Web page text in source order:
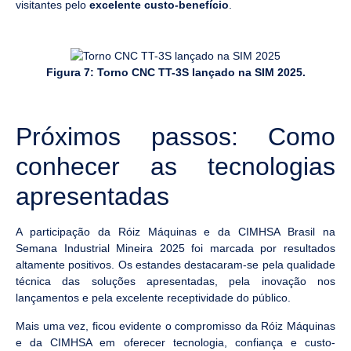
visitantes pelo excelente custo-benefício
Figura 7: Torno CNC TT-3S lançado na SIM 2025.
Próximos passos: Como
conhecer as tecnologias
apresentadas
A participação da Róiz Máquinas e da CIMHSA Brasil na
Semana Industrial Mineira 2025 foi marcada por resultados
altamente positivos. Os estandes destacaram-se pela qualidade
técnica das soluções apresentadas, pela inovação nos
lançamentos e pela excelente receptividade do público.
Mais uma vez, ficou evidente o compromisso da Róiz Máquinas
e da CIMHSA em oferecer tecnologia, confiança e custo-